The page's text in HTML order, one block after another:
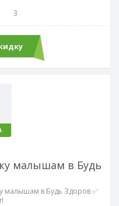
3
малышам в Будь
малышам в Будь Здоров ✅